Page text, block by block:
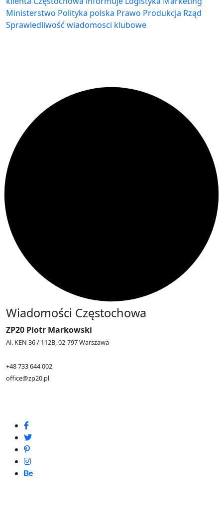
Ministerstwo Polityka polska Prawo Produkcja Rząd
Sprawiedliwość wiadomosci klubowe
Wiadomości Częstochowa
ZP20 Piotr Markowski
Al. KEN 36 / 112B, 02-797 Warszawa
+48 733 644 002
office@zp20.pl